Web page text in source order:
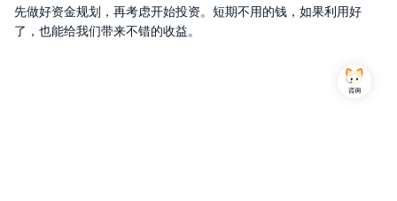
先做好资金规划，再考虑开始投资。短期不用的钱，如果利用好
了，也能给我们带来不错的收益。